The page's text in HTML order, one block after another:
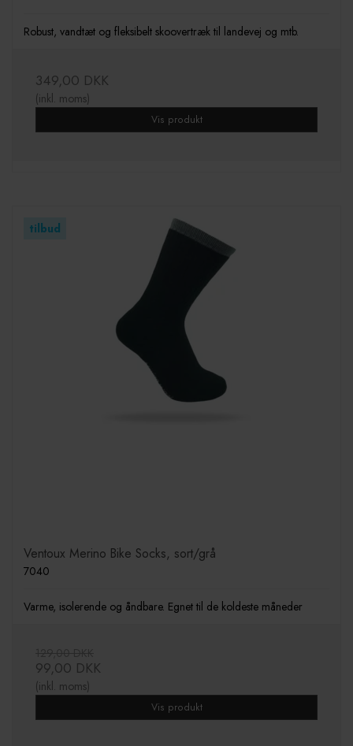
Robust, vandtæt og fleksibelt skoovertræk til landevej og mtb.
349,00 DKK
(inkl. moms)
Vis produkt
tilbud
Ventoux Merino Bike Socks, sort/grå
7040
Varme, isolerende og åndbare. Egnet til de koldeste måneder
99,00 DKK
(inkl. moms)
Vis produkt